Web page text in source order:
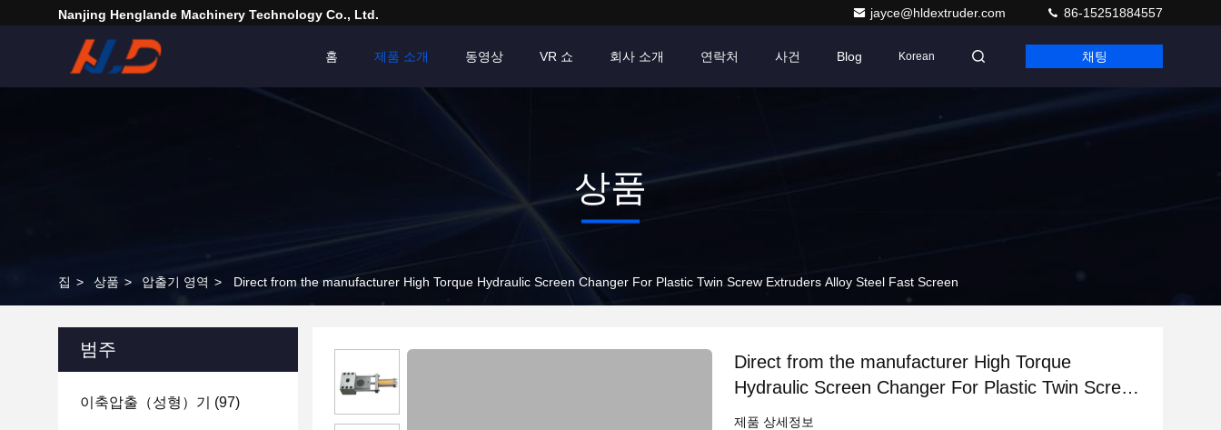
Nanjing Henglande Machinery Technology Co., Ltd. jayce@hldextruder.com 86-15251884557
홈 제품 소개 동영상 VR 쇼 회사 소개 연락처 사건 Blog Korean 채팅
상품
집 > 상품 > 압출기 영역 > Direct from the manufacturer High Torque Hydraulic Screen Changer For Plastic Twin Screw Extruders Alloy Steel Fast Screen
범주
이축압출（성형）기 (97)
Direct from the manufacturer High Torque
Hydraulic Screen Changer For Plastic Twin Screw
Extruders Alloy Steel Fast Screen
제품 상세정보